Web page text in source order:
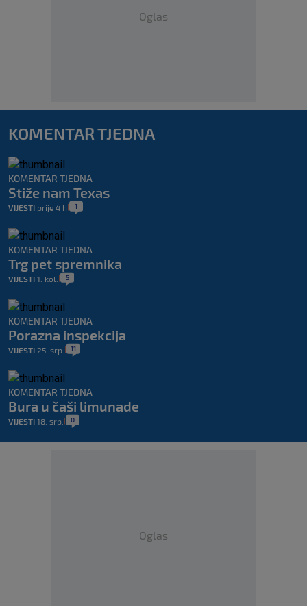
Oglas
KOMENTAR TJEDNA
KOMENTAR TJEDNA
Stiže nam Texas
VIJESTI prije 4 h 1
KOMENTAR TJEDNA
Trg pet spremnika
VIJESTI 1. kol. 5
KOMENTAR TJEDNA
Porazna inspekcija
VIJESTI 25. srp. 11
KOMENTAR TJEDNA
Bura u čaši limunade
VIJESTI 18. srp. 0
Oglas